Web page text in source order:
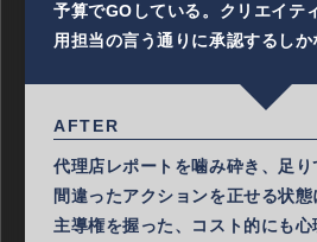
予算でGOしている。クリエイテ
用担当の言う通りに承認するしか
AFTER
代理店レポートを噛み砕き、足り
間違ったアクションを正せる状態
主導権を握った、コスト的にも